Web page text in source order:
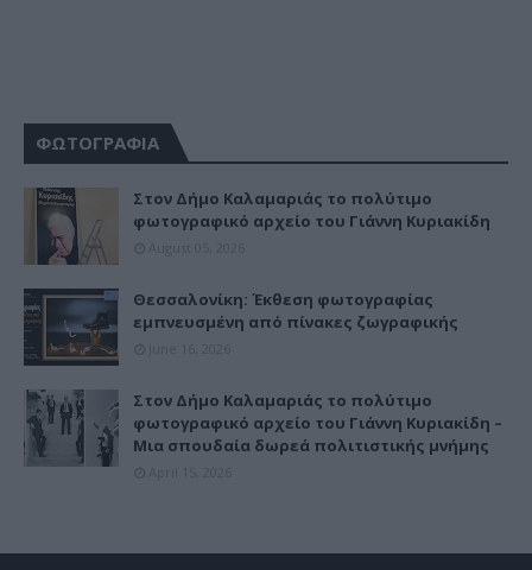
ΦΩΤΟΓΡΑΦΙΑ
Στον Δήμο Καλαμαριάς το πολύτιμο
φωτογραφικό αρχείο του Γιάννη Κυριακίδη
Θεσσαλονίκη: Έκθεση φωτογραφίας
εμπνευσμένη από πίνακες ζωγραφικής
Στον Δήμο Καλαμαριάς το πολύτιμο
φωτογραφικό αρχείο του Γιάννη Κυριακίδη –
Μια σπουδαία δωρεά πολιτιστικής μνήμης